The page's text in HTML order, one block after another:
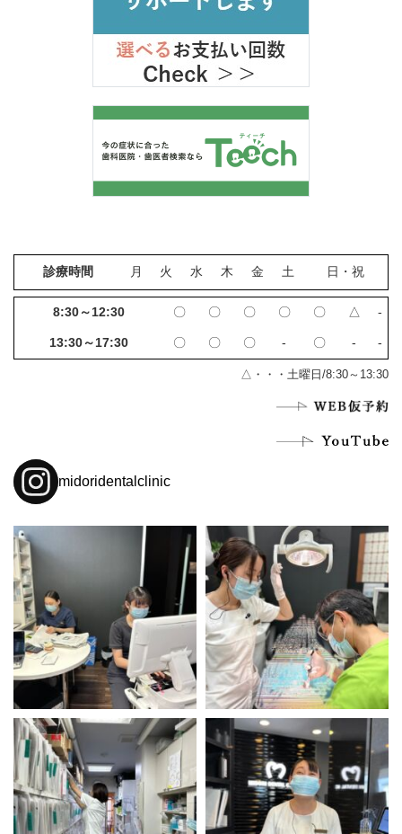
診療時間 月 火 水 木 金 土 日・祝
8:30～12:30 〇 〇 〇 〇 〇 △ ‐
13:30～17:30 〇 〇 〇 ‐ 〇 ‐ ‐
△・・・土曜日/8:30～13:30
midoridentalclinic